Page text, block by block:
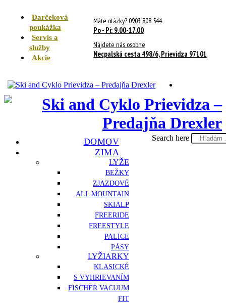
Darčeková
poukážka
Servis a
služby
Akcie
Máte otázky? 0903 808 544
Po - Pi: 9.00-17.00
Nájdete nás osobne
Necpalská cesta 498/6, Prievidza 97101
DOMOV
ZIMA
LYŽE
BEŽKY
ZJAZDOVÉ
ALL MOUNTAIN
SKIALP
FREERIDE
FREESTYLE
PALICE
PÁSY
LYŽIARKY
KLASICKÉ
S VYHRIEVANÍM
FISCHER VACUUM
FIT
Search here